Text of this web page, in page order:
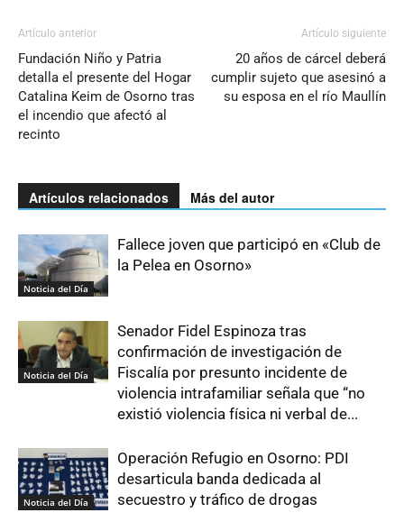
Artículo anterior
Fundación Niño y Patria
detalla el presente del Hogar
Catalina Keim de Osorno tras
el incendio que afectó al
recinto
Artículo siguiente
20 años de cárcel deberá
cumplir sujeto que asesinó a
su esposa en el río Maullín
Artículos relacionados Más del autor
Noticia del Día
Fallece joven que participó en «Club de
la Pelea en Osorno»
Noticia del Día
Senador Fidel Espinoza tras
confirmación de investigación de
Fiscalía por presunto incidente de
violencia intrafamiliar señala que “no
existió violencia física ni verbal de...
Noticia del Día
Operación Refugio en Osorno: PDI
desarticula banda dedicada al
secuestro y tráfico de drogas